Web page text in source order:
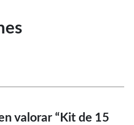
valorar “Kit de 15